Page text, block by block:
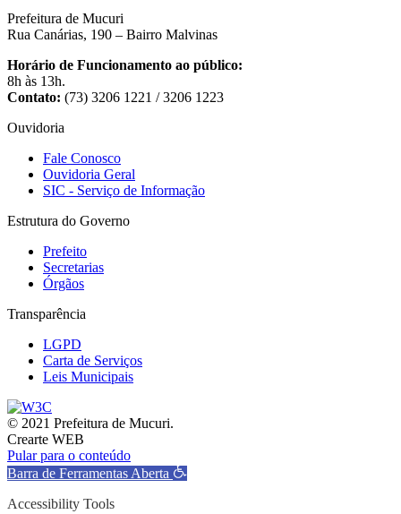
Prefeitura de Mucuri
Rua Canárias, 190 – Bairro Malvinas
Horário de Funcionamento ao público:
8h às 13h.
Contato: (73) 3206 1221 / 3206 1223
Ouvidoria
Fale Conosco
Ouvidoria Geral
SIC - Serviço de Informação
Estrutura do Governo
Prefeito
Secretarias
Órgãos
Transparência
LGPD
Carta de Serviços
Leis Municipais
© 2021 Prefeitura de Mucuri.
Crearte WEB
Pular para o conteúdo
Barra de Ferramentas Aberta
Accessibility Tools